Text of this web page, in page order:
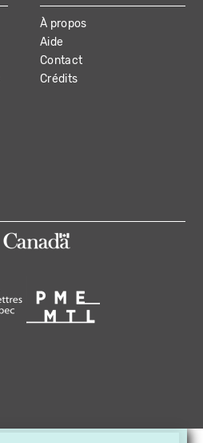
À propos
Aide
Contact
Crédits